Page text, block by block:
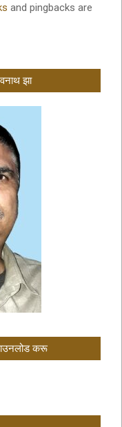
and pingbacks are
झा
करू